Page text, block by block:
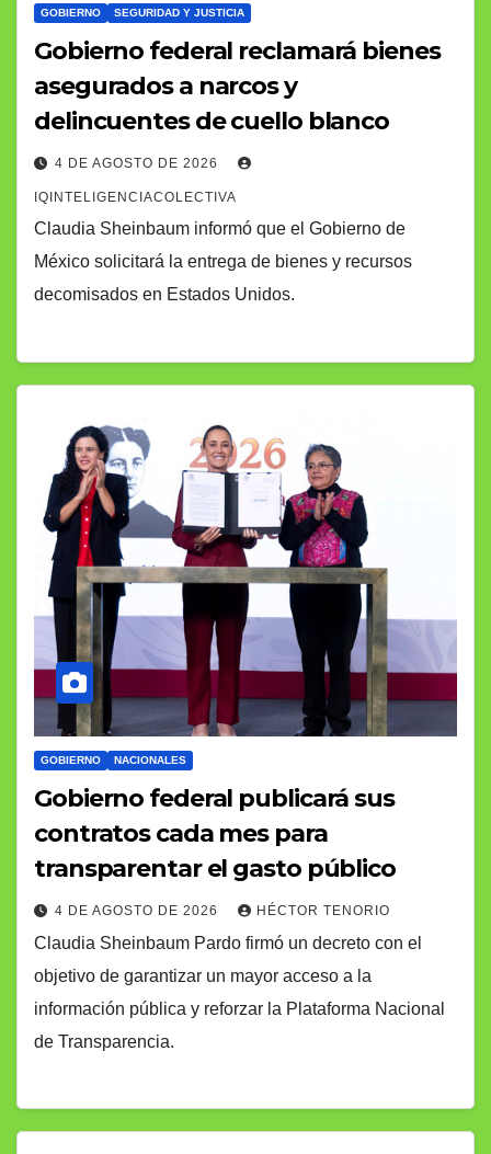
GOBIERNO SEGURIDAD Y JUSTICIA
Gobierno federal reclamará bienes
asegurados a narcos y
delincuentes de cuello blanco
4 DE AGOSTO DE 2026
IQINTELIGENCIACOLECTIVA
Claudia Sheinbaum informó que el Gobierno de
México solicitará la entrega de bienes y recursos
decomisados en Estados Unidos.
GOBIERNO NACIONALES
Gobierno federal publicará sus
contratos cada mes para
transparentar el gasto público
4 DE AGOSTO DE 2026 HÉCTOR TENORIO
Claudia Sheinbaum Pardo firmó un decreto con el
objetivo de garantizar un mayor acceso a la
información pública y reforzar la Plataforma Nacional
de Transparencia.